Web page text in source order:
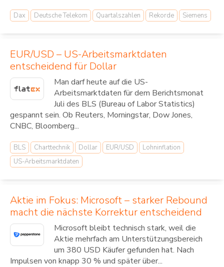
Dax Deutsche Telekom Quartalszahlen Rekorde Siemens
EUR/USD – US-Arbeitsmarktdaten
entscheidend für Dollar
Man darf heute auf die US-
Arbeitsmarktdaten für dem Berichtsmonat
Juli des BLS (Bureau of Labor Statistics)
gespannt sein. Ob Reuters, Morningstar, Dow Jones,
CNBC, Bloomberg...
BLS Charttechnik Dollar EUR/USD
Lohninflation
US-Arbeitsmarktdaten
Aktie im Fokus: Microsoft – starker Rebound
macht die nächste Korrektur entscheidend
Microsoft bleibt technisch stark, weil die
Aktie mehrfach am Unterstützungsbereich
um 380 USD Käufer gefunden hat. Nach
Impulsen von knapp 30 % und später über...